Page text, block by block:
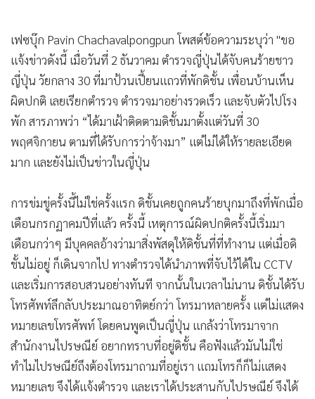
เฟซบุ๊ก Pavin Chachavalpongpun โพสต์ข้อความระบุว่า "ขอ
แจ้งข่าวดังนี้ เมื่อวันที่ 2 ธันวาคม ตำรวจญี่ปุ่นได้จับคนร้ายชาว
ญี่ปุ่น วัยกลาง 30 ที่มาป้วนเปี้ยนแถวที่พักดิชั้น เพื่อนบ้านเห็น
ผิดปกติ เลยเรียกตำรวจ ตำรวจมาอย่างรวดเร็ว และจับตัวไปโรง
พัก สารภาพว่า “ได้มาเฝ้าติดตามดิชั้นมาตั้งแต่วันที่ 30
พฤศจิกายน ตามที่ได้รับการว่าจ้างมา” แต่ไม่ได้ให้รายละเอียด
มาก และยังไม่เป็นข่าวในญี่ปุ่น
การข่มขู่ครั้งนี้ไม่ใช่ครั้งแรก ดิชั้นเคยถูกคนร้ายบุกมาถึงที่พักเมื่อ
เดือนกรกฏาคมปีที่แล้ว ครั้งนี้ เหตุการณ์ผิดปกติครั้งนี้เริ่มมา
เดือนกว่าๆ มีบุคคลอ้างว่ามาสิ่งพัสดุให้ดิชั้นที่ที่ทำงาน แต่เมื่อดิ
ชั้นไม่อยู่ ก็เดินจากไป ทางตำรวจได้นำภาพที่จับไว้ได้ใน CCTV
และเริ่มการสอบสวนอย่างทันที จากนั้นในเวลาไม่นาน ดิชั้นได้รับ
โทรศัพท์ลึกลับประมาณอาทิตย์กว่า โทรมาหลายครั้ง แต่ไม่แสดง
หมายเลขโทรศัพท์ โดยคนพูดเป็นญี่ปุ่น แกล้งว่าโทรมาจาก
สำนักงานไปรษณีย์ อยากทราบที่อยู่ดิชั้น คือฟังแล้วมันไม่ใช่
ทำไมไปรษณีย์ถึงต้องโทรมาถามที่อยู่เรา แถมโทรก็ก็ไม่แสดง
หมายเลข จึงได้แจ้งตำรวจ และเราได้ประสานกับไปรษณีย์ จึงได้